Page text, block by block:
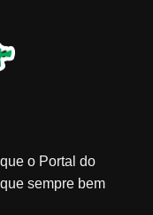
o Portal do
sempre bem